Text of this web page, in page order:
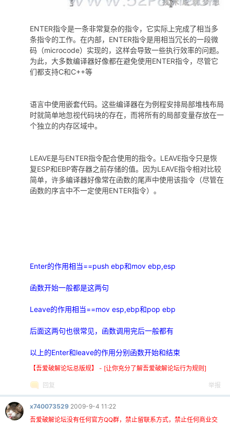
ENTER指令是一条非常复杂的指令，它实际上完成了相当多
条指令的工作。在内部，ENTER指令是用相当冗长的一段微
码（microcode）实现的，这样会导致一些执行效率的问题。
为此，大多数编译器好像都在避免使用ENTER指令，尽管它
们都支持C和C++等
语言中使用嵌套代码。这些编译器在为例程安排局部堆栈布局
时就简单地忽视代码块的存在，而将所有的局部变量存放在一
个独立的内存区域中。
LEAVE是与ENTER指令配合使用的指令。LEAVE指令只是恢
复ESP和EBP寄存器之前存储的值。因为LEAVE指令相对比较
简单，许多编译器好像常在函数的尾声中使用该指令（尽管在
函数的序言中不一定使用ENTER指令）。
Enter的作用相当==push ebp和mov ebp,esp
函数开始一般都是这两句
Leave的作用相当==mov esp,ebp和pop ebp
后面这两句也很常见，函数调用完后一般都有
以上的Enter和leave的作用分别函数开始和结束
【吾爱破解论坛总版规】 - [让你充分了解吾爱破解论坛行为规则]
回复 举报
x740073529 2009-9-4 11:22
吾爱破解论坛没有任何官方QQ群，禁止留联系方式，禁止任何商业交